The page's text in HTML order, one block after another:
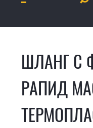
ШЛАНГ С
РАПИД